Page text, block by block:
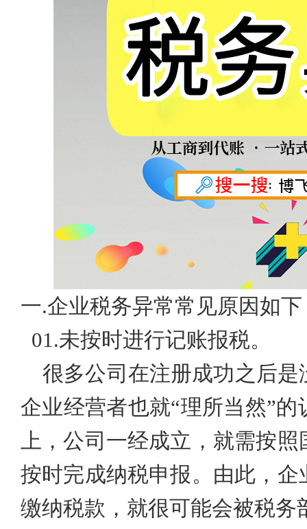
一.企业税务异常常见原因如下
01.未按时进行记账报税。
很多公司在注册成功之后
企业经营者也就“理所当然”的
上，公司一经成立，就需按
按时完成纳税申报。由此，
缴纳税款，就很可能会被税务